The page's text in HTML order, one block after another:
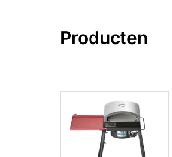
Producten